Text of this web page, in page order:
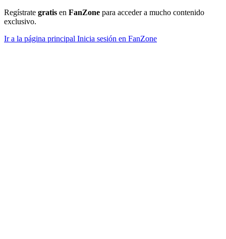
Regístrate gratis en FanZone para acceder a mucho contenido
exclusivo.
Ir a la página principal Inicia sesión en FanZone